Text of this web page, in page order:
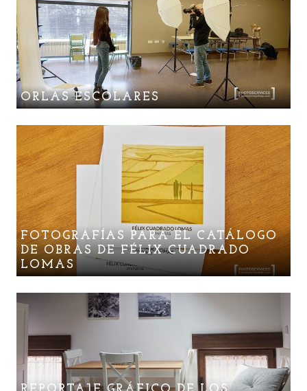
ORLAS ESCOLARES
FOTOGRAFÍAS PARA EL CATÁLOGO
DE OBRAS DE FÉLIX CUADRADO
LOMAS